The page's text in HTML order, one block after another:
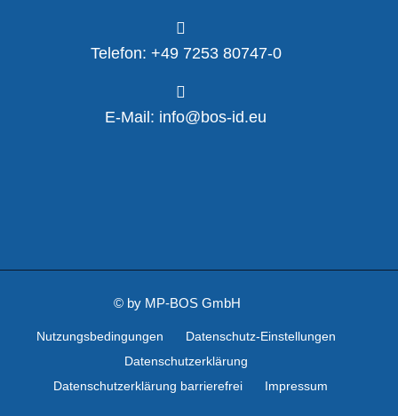
Telefon: +49 7253 80747-0
E-Mail: info@bos-id.eu
© by MP-BOS GmbH
Nutzungsbedingungen
Datenschutz-Einstellungen
Datenschutzerklärung
Datenschutzerklärung barrierefrei
Impressum